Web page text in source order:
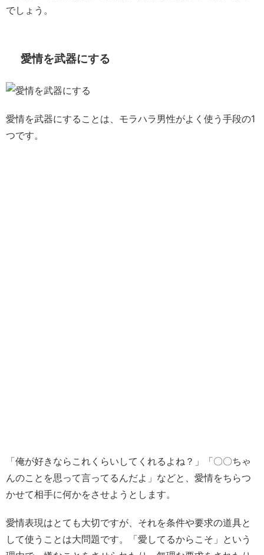
でしょう。
愛情を武器にする
愛情を武器にすることは、モラハラ男性がよく使う手段の1
つです。
「俺が好きならこれくらいしてくれるよね？」「〇〇ちゃ
んのことを思って言ってるんだよ」などと、愛情をちらつ
かせて相手に何かをさせようとします。
愛情表現はとても大切ですが、それを条件や要求の道具と
して使うことは大問題です。「愛してるからこそ」という